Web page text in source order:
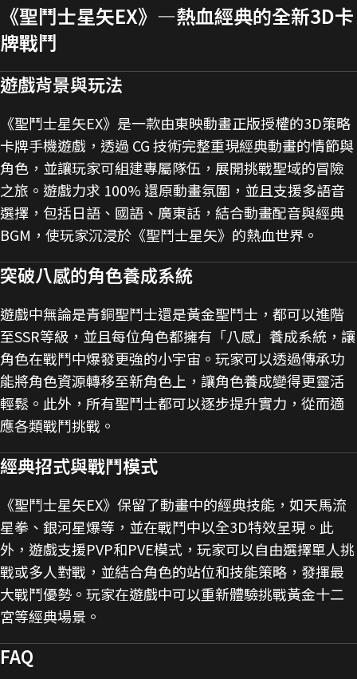
《聖鬥士星矢EX》—熱血經典的全新3D卡
牌戰鬥
遊戲背景與玩法
《聖鬥士星矢EX》是一款由東映動畫正版授權的3D策略
卡牌手機遊戲，透過 CG 技術完整重現經典動畫的情節與
角色，並讓玩家可組建專屬隊伍，展開挑戰聖域的冒險
之旅。遊戲力求 100% 還原動畫氛圍，並且支援多語音
選擇，包括日語、國語、廣東話，結合動畫配音與經典
BGM，使玩家沉浸於《聖鬥士星矢》的熱血世界​ 。
突破八感的角色養成系統
遊戲中無論是青銅聖鬥士還是黃金聖鬥士，都可以進階
至SSR等級，並且每位角色都擁有「八感」養成系統，讓
角色在戰鬥中爆發更強的小宇宙。玩家可以透過傳承功
能將角色資源轉移至新角色上，讓角色養成變得更靈活
輕鬆。此外，所有聖鬥士都可以逐步提升實力，從而適
應各類戰鬥挑戰​ 。
經典招式與戰鬥模式
《聖鬥士星矢EX》保留了動畫中的經典技能，如天馬流
星拳、銀河星爆等，並在戰鬥中以全3D特效呈現。此
外，遊戲支援PVP和PVE模式，玩家可以自由選擇單人挑
戰或多人對戰，並結合角色的站位和技能策略，發揮最
大戰鬥優勢。玩家在遊戲中可以重新體驗挑戰黃金十二
宮等經典場景​ 。
FAQ